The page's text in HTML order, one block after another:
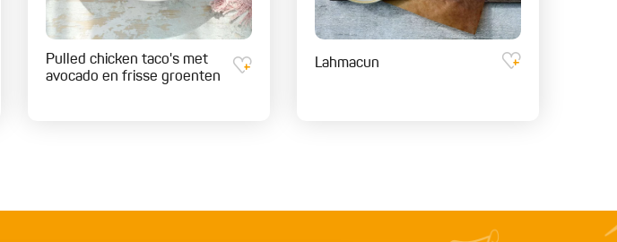
Pulled chicken taco's met
avocado en frisse groenten
Lahmacun